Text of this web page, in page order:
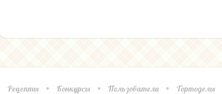
Рецепты Конкурсы Пользователи Тортоделы